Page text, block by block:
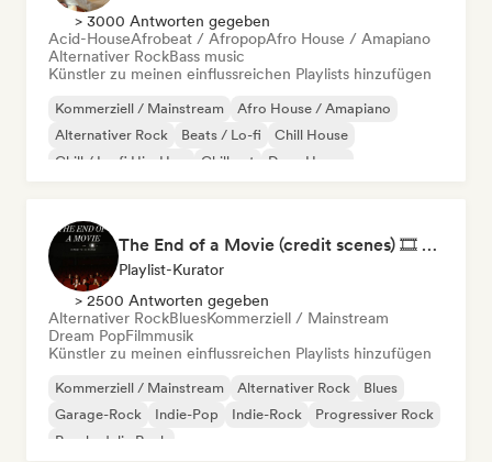
> 3000 Antworten gegeben
Acid-HouseAfrobeat / AfropopAfro House / Amapiano
Alternativer RockBass music
Künstler zu meinen einflussreichen Playlists hinzufügen
Kommerziell / Mainstream
Afro House / Amapiano
Alternativer Rock
Beats / Lo-fi
Chill House
Chill / Lo-fi Hip-Hop
Chill out Deep House
The End of a Movie (credit scenes) 🎞️ Cinematic Dream Pop & Bedroom Indie
Playlist-Kurator
> 2500 Antworten gegeben
Alternativer RockBluesKommerziell / Mainstream
Dream PopFilmmusik
Künstler zu meinen einflussreichen Playlists hinzufügen
Kommerziell / Mainstream Alternativer Rock
Blues
Garage-Rock
Indie-Pop Indie-Rock
Progressiver Rock
Psychedelic Rock